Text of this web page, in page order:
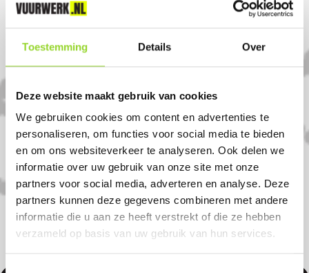
Toestemming Details Over
Deze website maakt gebruik van cookies
We gebruiken cookies om content en advertenties te
personaliseren, om functies voor social media te bieden
en om ons websiteverkeer te analyseren. Ook delen we
informatie over uw gebruik van onze site met onze
partners voor social media, adverteren en analyse. Deze
partners kunnen deze gegevens combineren met andere
informatie die u aan ze heeft verstrekt of die ze hebben
verzameld op basis van uw gebruik van hun services.
Komt u uit Renesse?
Koop uw vuurwerk dan bij Hubo
Nieuwerkerk in Nieuwerkerk. U bent van
harte welkom! U bent uiteraard ook
welkom als u uit Zierikzee, Burg
haamstede of Renesse komt.